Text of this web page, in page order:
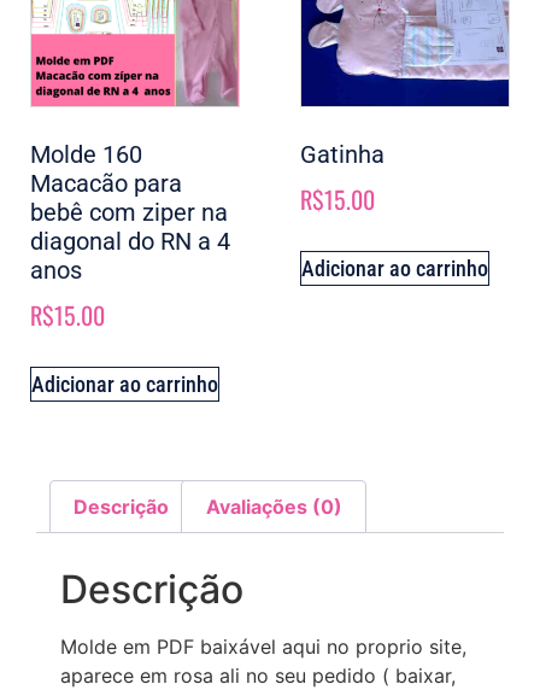
Molde 160
Macacão para
bebê com ziper na
diagonal do RN a 4
anos
R$15.00
Adicionar ao carrinho
Gatinha
R$15.00
Adicionar ao carrinho
Descrição Avaliações (0)
Descrição
Molde em PDF baixável aqui no proprio site,
aparece em rosa ali no seu pedido ( baixar,